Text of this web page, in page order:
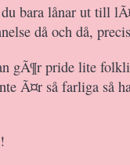
bara lånar ut till
då och då,
gÃ¶r pride lite
Ã¤r så farliga så